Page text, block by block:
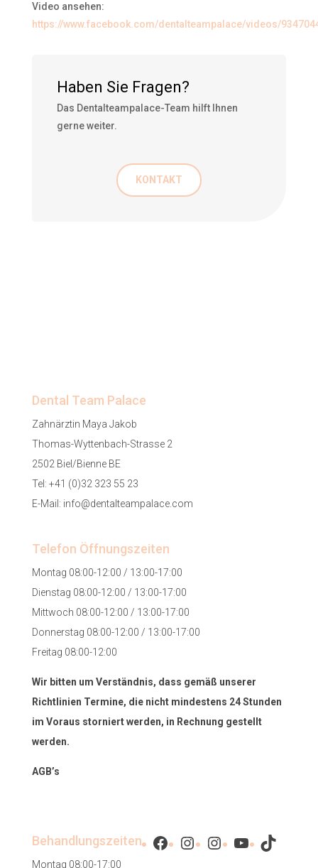
Video ansehen:
https://www.facebook.com/dentalteampalace/videos/
Haben Sie Fragen?
Das Dentalteampalace-Team hilft Ihnen
gerne weiter.
KONTAKT
Dental Team Palace
Zahnärztin Maya Jakob
Thomas-Wyttenbach-Strasse 2
2502 Biel/Bienne BE
Tel: +41 (0)32 323 55 23
E-Mail: info@dentalteampalace.com
Telefon Öffnungszeiten
Montag 08:00-12:00 / 13:00-17:00
Dienstag 08:00-12:00 / 13:00-17:00
Mittwoch 08:00-12:00 / 13:00-17:00
Donnerstag 08:00-12:00 / 13:00-17:00
Freitag 08:00-12:00
Wir bitten um Verständnis, dass gemäß unserer
Richtlinien Termine, die nicht mindestens 24 Stunden
im Voraus storniert werden, in Rechnung gestellt
werden.
AGB’s
Behandlungszeiten
Montag 08:00-17:00
Facebook
Instagram
Instagram
YouTube
TikTok